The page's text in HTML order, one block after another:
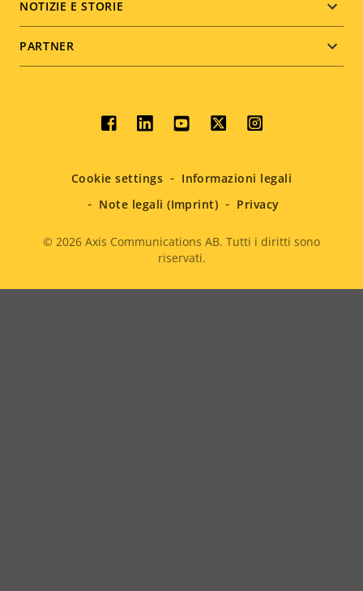
NOTIZIE E STORIE
PARTNER
Social
menu
© 2026 Axis Communications AB. Tutti i diritti sono
riservati.
Cookie settings
Informazioni legali
Note legali (Imprint)
Privacy